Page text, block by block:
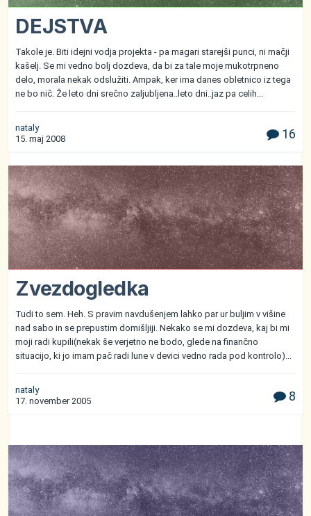
DEJSTVA
Takole je. Biti idejni vodja projekta - pa magari starejši punci, ni mačji
kašelj. Se mi vedno bolj dozdeva, da bi za tale moje mukotrpneno
delo, morala nekak odslužiti. Ampak, ker ima danes obletnico iz tega
ne bo nič. Že leto dni srečno zaljubljena..leto dni..jaz pa celih...
nataly
15. maj 2008
16
Zvezdogledka
Tudi to sem. Heh. S pravim navdušenjem lahko par ur buljim v višine
nad sabo in se prepustim domišljiji. Nekako se mi dozdeva, kaj bi mi
moji radi kupili(nekak še verjetno ne bodo, glede na finančno
situacijo, ki jo imam pač radi lune v devici vedno rada pod kontrolo)...
nataly
17. november 2005
8